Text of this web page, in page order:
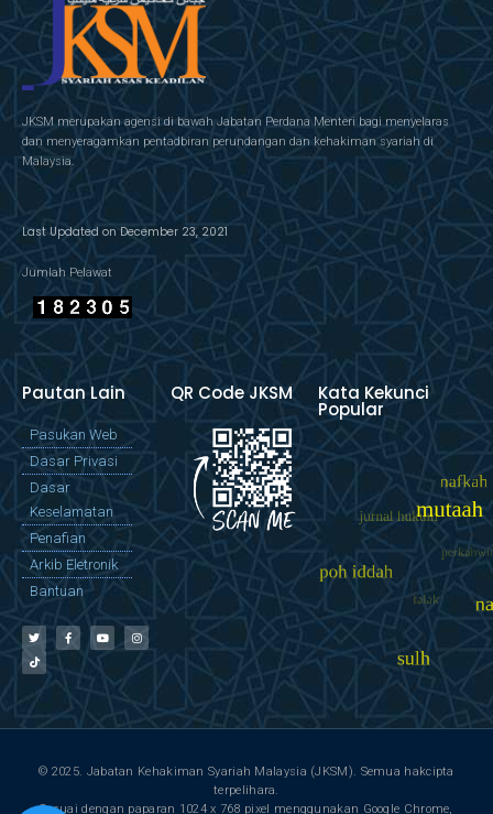
JKSM merupakan agensi di bawah Jabatan Perdana Menteri bagi menyelaras
dan menyeragamkan pentadbiran perundangan dan kehakiman syariah di
Malaysia.
Last Updated on December 23, 2021
Jumlah Pelawat
Pautan Lain
Pasukan Web
Dasar Privasi
Dasar
Keselamatan
Penafian
Arkib Eletronik
Bantuan
QR Code JKSM Kata Kekunci
Popular
© 2025. Jabatan Kehakiman Syariah Malaysia (JKSM). Semua hakcipta
terpelihara.
Sesuai dengan paparan 1024 x 768 pixel menggunakan Google Chrome,